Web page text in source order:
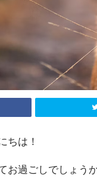
ちは！
お過ごしでしょうか